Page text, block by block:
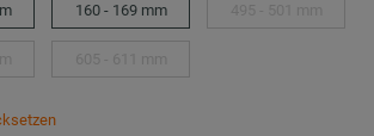
160 - 169 mm